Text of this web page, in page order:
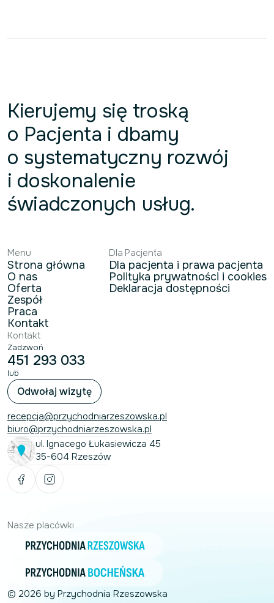
Kierujemy się troską
o Pacjenta i dbamy
o systematyczny rozwój
i doskonalenie
świadczonych usług.
Menu
Strona główna
O nas
Oferta
Zespół
Praca
Kontakt
Dla Pacjenta
Dla pacjenta i prawa pacjenta
Polityka prywatności i cookies
Deklaracja dostępności
Kontakt
Zadzwoń
451 293 033
lub
Odwołaj wizytę
recepcja@przychodniarzeszowska.pl
biuro@przychodniarzeszowska.pl
ul. Ignacego Łukasiewicza 45
35-604 Rzeszów
Nasze placówki
© 2026 by Przychodnia Rzeszowska